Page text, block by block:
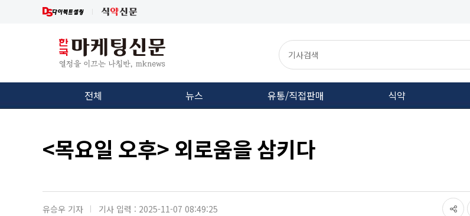
전체 뉴스 유통/직접판매 식약
<목요일 오후> 외로움을 삼키다
유승우 기자 기사 입력 : 2025-11-07 08:49:25